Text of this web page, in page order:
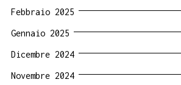
Febbraio 2025
Gennaio 2025
Dicembre 2024
Novembre 2024